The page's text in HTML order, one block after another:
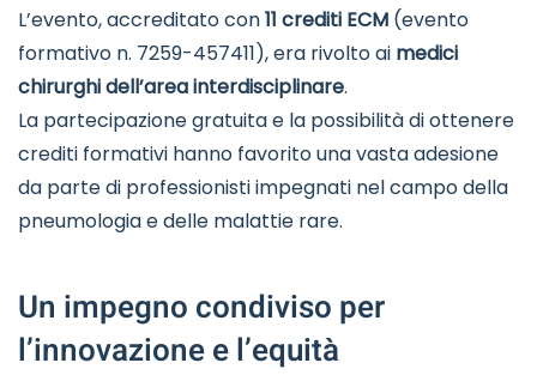
L’evento, accreditato con11 crediti ECM (evento
formativo n. 7259-457411), era rivolto ai medici
chirurghi dell’area interdisciplinare.
La partecipazione gratuita e la possibilità di ottenere
crediti formativi hanno favorito una vasta adesione
da parte di professionisti impegnati nel campo della
pneumologia e delle malattie rare.
Un impegno condiviso per
l’innovazione e l’equità